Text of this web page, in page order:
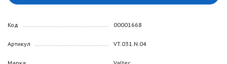
Код
Артикул
00001668
VT.031.N.04